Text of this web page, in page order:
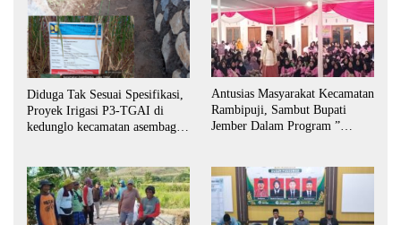
Diduga Tak Sesuai Spesifikasi,
Proyek Irigasi P3-TGAI di
kedunglo kecamatan asembagus
Antusias Masyarakat Kecamatan
Rambipuji, Sambut Bupati
Jember Dalam Program ”